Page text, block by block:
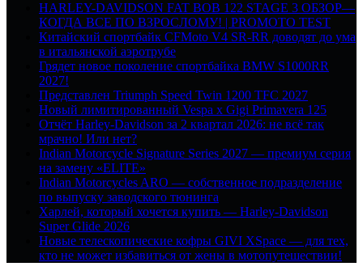
HARLEY-DAVIDSON FAT BOB 122 STAGE 3 ОБЗОР—
КОГДА ВСЕ ПО ВЗРОСЛОМУ! | PROMOTO TEST
Китайский спортбайк CFMoto V4 SR-RR доводят до ума
в итальянской аэротрубе
Грядет новое поколение спортбайка BMW S1000RR
2027!
Представлен Triumph Speed Twin 1200 TFC 2027
Новый лимитированный Vespa x Gigi Primavera 125
Отчёт Harley-Davidson за 2 квартал 2026: не всё так
мрачно! Или нет?
Indian Motorcycle Signature Series 2027 — премиум серия
на замену «ELITE»
Indian Motorcycles ARO — собственное подразделение
по выпуску заводского тюнинга
Харлей, который хочется купить — Harley-Davidson
Super Glide 2026
Новые телескопические кофры GIVI XSpace — для тех,
кто не может избавиться от жены в мотопутешествии!